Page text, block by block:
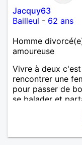
Jacquy63
Bailleul - 62 ans
Homme
amoureuse
Vivre à deux
rencontrer une
pour passer de
se balader et
complicité.
randonnée pour
et finalement
de tout dire en